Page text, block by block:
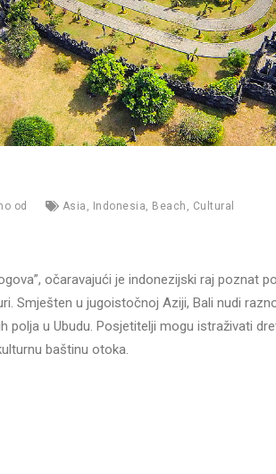
od Asia Indonesia Beach Cultural
očaravajući je indonezijski raj poznat
Smješten u jugoistočnoj Aziji, Bali nudi
polja u Ubudu. Posjetitelji mogu istraživati
baštinu otoka.